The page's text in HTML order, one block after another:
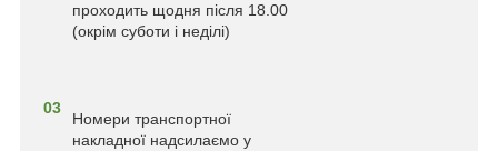
проходить щодня після 18.00
(окрім суботи і неділі)
03
Номери транспортної
накладної надсилаємо у